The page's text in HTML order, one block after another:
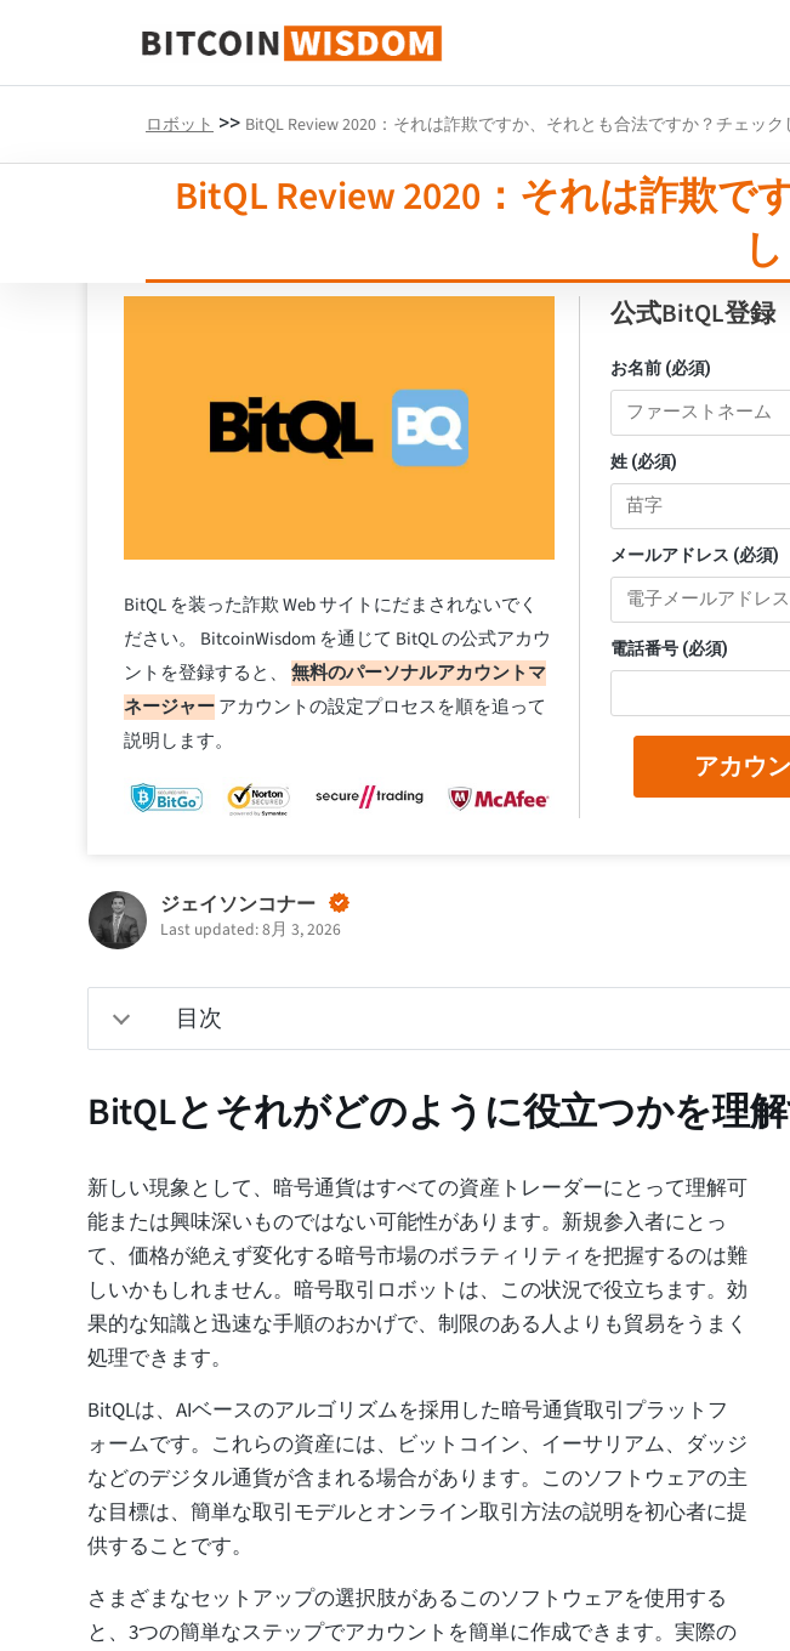
ビットコインの知恵
ロボット >> BitQL Review 2020：それは詐欺ですか、それとも合法ですか？チェック
BitQL Review 2020：それは詐欺
BitQL を装った詐欺 Web サイトにだまされないでく
ださい。 BitcoinWisdom を通じて BitQL の公式アカウ
ントを登録すると、 無料のパーソナルアカウントマ
ネージャーアカウントの設定プロセスを順を追って
説明します。
公式BitQL登録
お名前 (必須)
姓 (必須)
メールアドレス (必須)
電話番号 (必須)
アカウ
ジェイソンコナー
Last updated: 8月 3, 2026
目次
BitQLとそれがどのように役立つかを理
新しい現象として、暗号通貨はすべての資産トレーダーにとって理解可
能または興味深いものではない可能性があります。新規参入者にとっ
て、価格が絶えず変化する暗号市場のボラティリティを把握するのは難
しいかもしれません。暗号取引ロボットは、この状況で役立ちます。効
果的な知識と迅速な手順のおかげで、制限のある人よりも貿易をうまく
処理できます。
BitQLは、AIベースのアルゴリズムを採用した暗号通貨取引プラットフ
ォームです。これらの資産には、ビットコイン、イーサリアム、ダッジ
などのデジタル通貨が含まれる場合があります。このソフトウェアの主
な目標は、簡単な取引モデルとオンライン取引方法の説明を初心者に提
供することです。
さまざまなセットアップの選択肢があるこのソフトウェアを使用する
と、3つの簡単なステップでアカウントを簡単に作成できます。実際の